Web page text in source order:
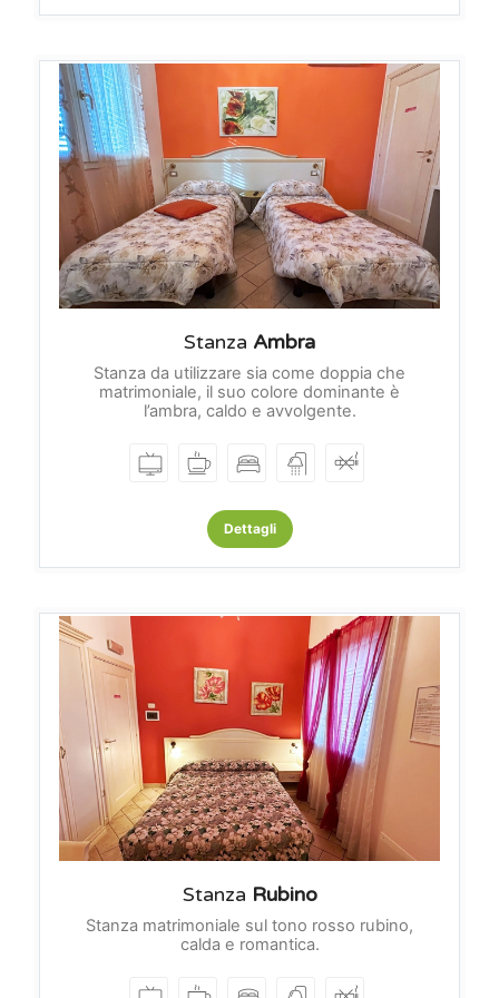
Stanza Ambra
Stanza da utilizzare sia come doppia che
matrimoniale, il suo colore dominante è
l’ambra, caldo e avvolgente.
Dettagli
Stanza Rubino
Stanza matrimoniale sul tono rosso rubino,
calda e romantica.